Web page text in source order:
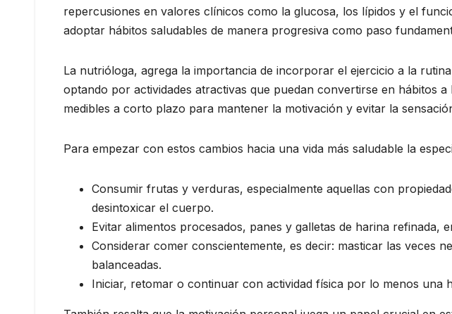
repercusiones en valores clínicos como la glucosa, los lípidos y el
adoptar hábitos saludables de manera progresiva como paso
La nutrióloga, agrega la importancia de incorporar el ejercicio a la
optando por actividades atractivas que puedan convertirse en hábitos
medibles a corto plazo para mantener la motivación y evitar la
Para empezar con estos cambios hacia una vida más saludable la
Consumir frutas y verduras, especialmente aquellas con
desintoxicar el cuerpo.
Evitar alimentos procesados, panes y galletas de harina refinada,
Considerar comer conscientemente, es decir: masticar las veces
balanceadas.
Iniciar, retomar o continuar con actividad física por lo menos una